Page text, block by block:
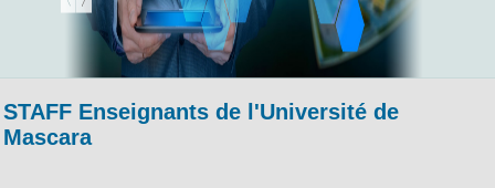
STAFF Enseignants de l'Université de
Mascara